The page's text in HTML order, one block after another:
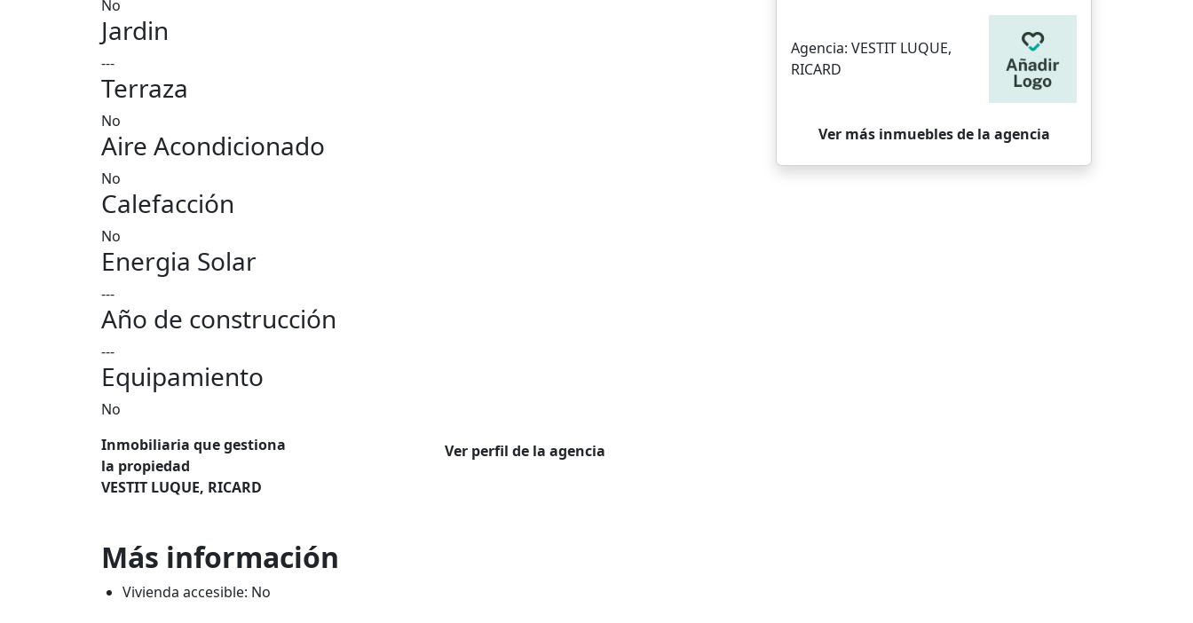
No
Jardin
---
Terraza
No
Aire Acondicionado
No
Calefacción
No
Energia Solar
---
Año de construcción
---
Equipamiento
No
Inmobiliaria que gestiona
la propiedad
VESTIT LUQUE, RICARD
Ver perfil de la agencia
Más información
Vivienda accesible: No
Agencia: VESTIT LUQUE,
RICARD
Ver más inmuebles de la agencia